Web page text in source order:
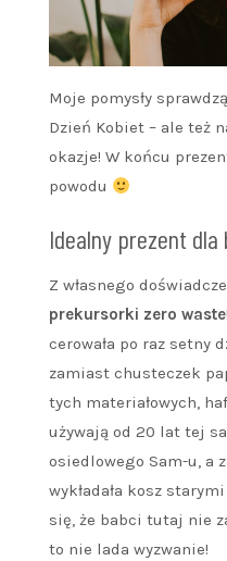
Moje pomysły
Dzień Kobiet – ale też
okazje! W końcu
powodu
Idealny prezent dla
Z własnego
prekursorki zero waste
cerowała po raz setny
zamiast chusteczek
tych materiałowych,
używają od 20 lat tej
osiedlowego Sam-u, a
wykładała kosz
się, że babci tutaj nie
to nie lada wyzwanie!